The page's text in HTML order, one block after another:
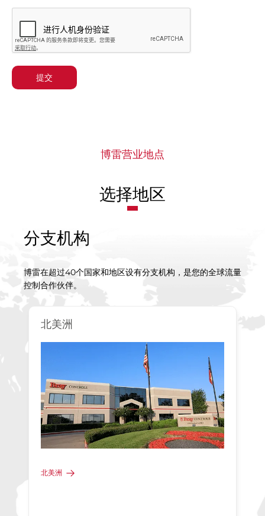
提交
博雷营业地点
选择地区
分支机构
博雷在超过40个国家和地区设有分支机构，是您的全球流量
控制合作伙伴。
北美洲
北美洲